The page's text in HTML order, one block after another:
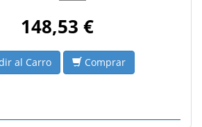
148,53 €
al Carro Comprar